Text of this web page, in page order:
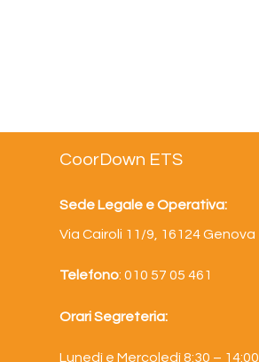
CoorDown ETS
Sede Legale e Operativa:
Via Cairoli 11/9, 16124 Genova
Telefono: 010 57 05 461
Orari Segreteria:
Lunedì e Mercoledì 8:30 – 14:00